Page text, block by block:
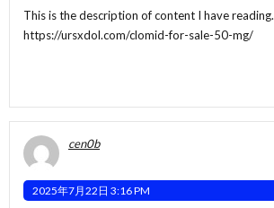
This is the description of content I have reading.
https://ursxdol.com/clomid-for-sale-50-mg/
cen0b
2025年7月22日 3:16 PM